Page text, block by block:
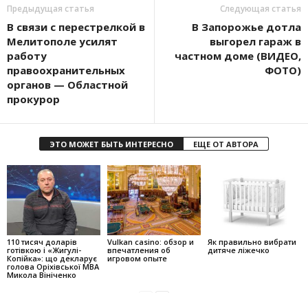
Предыдущая статья
В связи с перестрелкой в
Мелитополе усилят
работу
правоохранительных
органов — Областной
прокурор
Следующая статья
В Запорожье дотла
выгорел гараж в
частном доме (ВИДЕО,
ФОТО)
ЭТО МОЖЕТ БЫТЬ ИНТЕРЕСНО ЕЩЕ ОТ АВТОРА
110 тисяч доларів
готівкою і «Жигулі-
Копійка»: що декларує
голова Оріхівської МВА
Микола Вініченко
Vulkan casino: обзор и
впечатления об
игровом опыте
Як правильно вибрати
дитяче ліжечко